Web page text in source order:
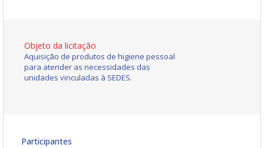
Objeto da licitação
Aquisição de produtos de higiene pessoal
para atender as necessidades das
unidades vinculadas à SEDES.
Participantes